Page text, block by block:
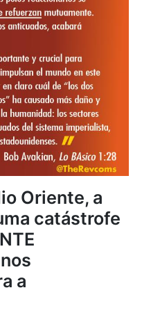
Oriente, a
catástrofe
a